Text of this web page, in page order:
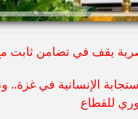
يقف في تضامن ثابت
الإنسانية في غزة..
للقطاع